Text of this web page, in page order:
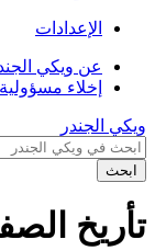
الإعدادات
عن ويكي
إخلاء مسؤولية
ويكي الجندر
ابحث
تأريخ